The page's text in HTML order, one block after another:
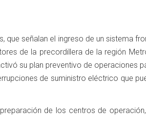
señalan el ingreso de un sistema
de la precordillera de la región
su plan preventivo de operaciones
de suministro eléctrico que
de los centros de